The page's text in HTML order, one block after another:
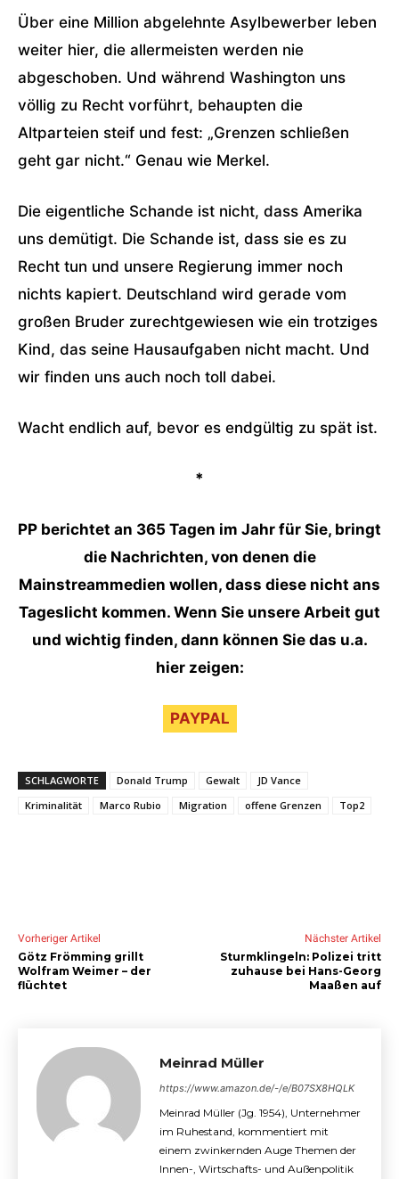
Über eine Million abgelehnte Asylbewerber leben
weiter hier, die allermeisten werden nie
abgeschoben. Und während Washington uns
völlig zu Recht vorführt, behaupten die
Altparteien steif und fest: „Grenzen schließen
geht gar nicht.“ Genau wie Merkel.
Die eigentliche Schande ist nicht, dass Amerika
uns demütigt. Die Schande ist, dass sie es zu
Recht tun und unsere Regierung immer noch
nichts kapiert. Deutschland wird gerade vom
großen Bruder zurechtgewiesen wie ein trotziges
Kind, das seine Hausaufgaben nicht macht. Und
wir finden uns auch noch toll dabei.
Wacht endlich auf, bevor es endgültig zu spät ist.
*
PP berichtet an 365 Tagen im Jahr für Sie, bringt
die Nachrichten, von denen die
Mainstreammedien wollen, dass diese nicht ans
Tageslicht kommen. Wenn Sie unsere Arbeit gut
und wichtig finden, dann können Sie das u.a.
hier zeigen:
PAYPAL
SCHLAGWORTE Donald Trump Gewalt
JD Vance
Kriminalität
Marco Rubio Migration offene Grenzen Top2
Vorheriger Artikel
Götz Frömming grillt
Wolfram Weimer – der
flüchtet
Nächster Artikel
Sturmklingeln: Polizei tritt
zuhause bei Hans-Georg
Maaßen auf
Meinrad Müller
https://www.amazon.de/-/e/B07SX8HQLK
Meinrad Müller (Jg. 1954), Unternehmer
im Ruhestand, kommentiert mit
einem zwinkernden Auge Themen der
Innen-, Wirtschafts- und Außenpolitik